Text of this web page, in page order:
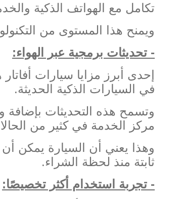
تكامل مع الهواتف الذكية
ويمنح هذا المستوى من
- تحديثات برمجية عبر الهواء:
إحدى أبرز مزايا سيارات
في السيارات الذكية الحديثة.
وتسمح هذه التحديثات بإضافة
مركز الخدمة في كثير من
وهذا يعني أن السيارة يمكن
ثابتة منذ لحظة الشراء.
- تجربة استخدام أكثر تخصيصًا: